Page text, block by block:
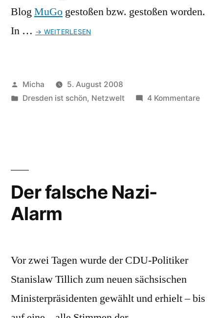
Blog MuGo gestoßen bzw. gestoßen worden.
In … → WEITERLESEN
Veröffentlicht
von
Micha
5. August 2008
Veröffentlicht
Dresden ist schön, Netzwelt 4 Kommentarezu
Der falsche Nazi-
Alarm
Vor zwei Tagen wurde der CDU-Politiker
Stanislaw Tillich zum neuen sächsischen
Ministerpräsidenten gewählt und erhielt – bis